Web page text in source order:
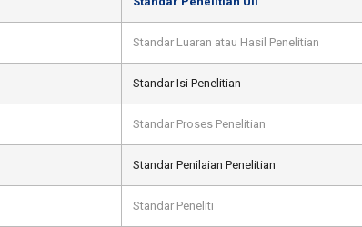
Standar Luaran atau Hasil Penelitian
Standar Isi Penelitian
Standar Proses Penelitian
Standar Penilaian Penelitian
Standar Peneliti